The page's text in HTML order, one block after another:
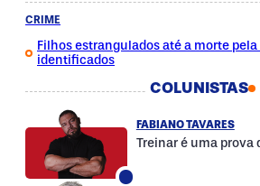
CRIME
Filhos estrangulados até a morte pela
identificados
COLUNISTAS
FABIANO TAVARES
Treinar é uma prova